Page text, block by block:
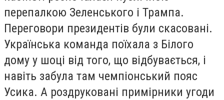
перепалкою Зеленського і Трампа.
Переговори президентів були скасовані.
Українська команда поїхала з Білого
дому у шоці від того, що відбувається, і
навіть забула там чемпіонський пояс
Усика. А роздруковані примірники угоди